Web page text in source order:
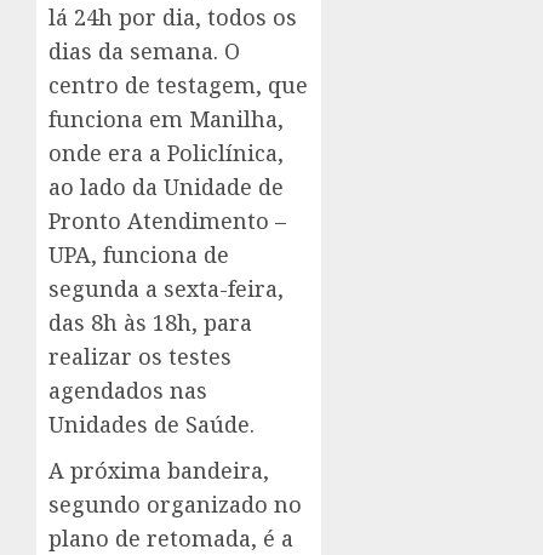
lá 24h por dia, todos os
dias da semana. O
centro de testagem, que
funciona em Manilha,
onde era a Policlínica,
ao lado da Unidade de
Pronto Atendimento –
UPA, funciona de
segunda a sexta-feira,
das 8h às 18h, para
realizar os testes
agendados nas
Unidades de Saúde.
A próxima bandeira,
segundo organizado no
plano de retomada, é a